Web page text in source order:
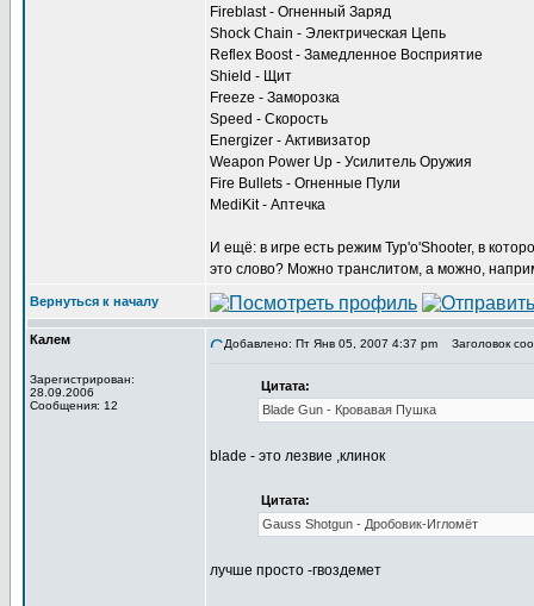
Fireblast - Огненный Заряд
Shock Chain - Электрическая Цепь
Reflex Boost - Замедленное Восприятие
Shield - Щит
Freeze - Заморозка
Speed - Скорость
Energizer - Активизатор
Weapon Power Up - Усилитель Оружия
Fire Bullets - Огненные Пули
MediKit - Аптечка
И ещё: в игре есть режим Typ'o'Shooter, в
это слово? Можно транслитом, а можно,
Вернуться к началу
Калем
Зарегистрирован:
28.09.2006
Сообщения: 12
Добавлено: Пт Янв 05, 2007 4:37 pm Заголовок
Цитата:
Blade Gun - Кровавая Пушка
blade - это лезвие ,клинок
Цитата:
Gauss Shotgun - Дробовик-Игломёт
лучше просто -гвоздемет